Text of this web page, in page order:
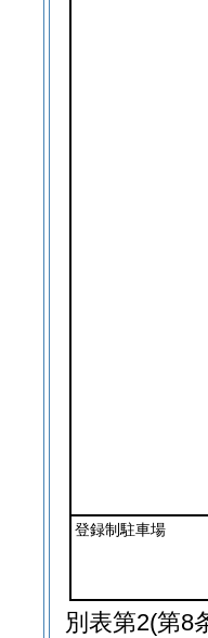
登録制駐車場
別表第2(第8